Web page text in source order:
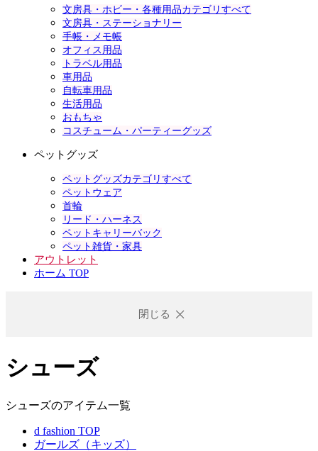
文房具・ホビー・各種用品カテゴリすべて
文房具・ステーショナリー
手帳・メモ帳
オフィス用品
トラベル用品
車用品
自転車用品
生活用品
おもちゃ
コスチューム・パーティーグッズ
ペットグッズ
ペットグッズカテゴリすべて
ペットウェア
首輪
リード・ハーネス
ペットキャリーバック
ペット雑貨・家具
アウトレット
ホーム TOP
閉じる
シューズ
シューズのアイテム一覧
d fashion TOP
ガールズ（キッズ）